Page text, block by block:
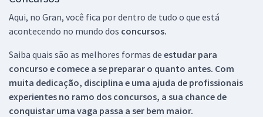
Aqui, no Gran, você fica por dentro de tudo o que está
acontecendo no mundo dos concursos.
Saiba quais são as melhores formas de estudar para
concurso e comece a se preparar o quanto antes. Com
muita dedicação, disciplina e uma ajuda de profissionais
experientes no ramo dos concursos, a sua chance de
conquistar uma vaga passa a ser bem maior.